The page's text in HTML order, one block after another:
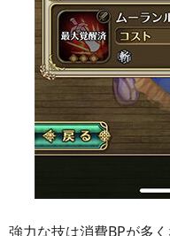
強力な技は消費BPが多